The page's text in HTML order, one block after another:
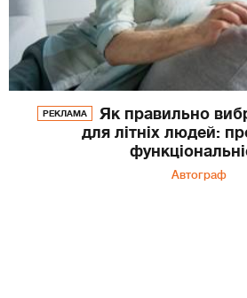
РЕКЛАМА
Як правильно
для літніх людей:
Автограф